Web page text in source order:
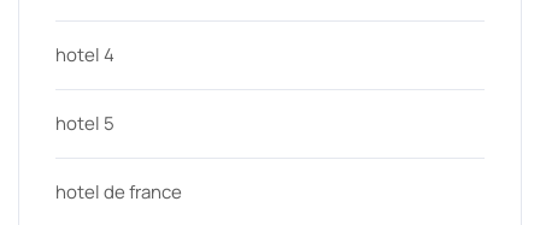
hotel 4
hotel 5
hotel de france